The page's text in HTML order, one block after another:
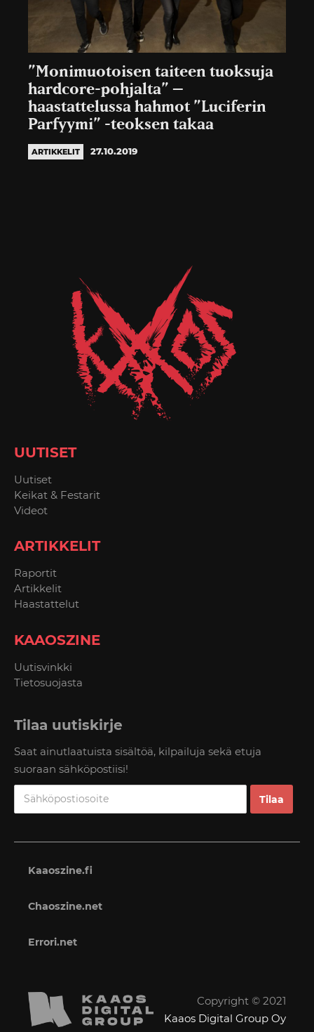
”Monimuotoisen taiteen tuoksuja
hardcore-pohjalta” –
haastattelussa hahmot ”Luciferin
Parfyymi” -teoksen takaa
ARTIKKELIT 27.10.2019
UUTISET
Uutiset
Keikat & Festarit
Videot
ARTIKKELIT
Raportit
Artikkelit
Haastattelut
KAAOSZINE
Uutisvinkki
Tietosuojasta
Tilaa uutiskirje
Saat ainutlaatuista sisältöä, kilpailuja sekä etuja
suoraan sähköpostiisi!
Kaaoszine.fi
Chaoszine.net
Errori.net
Copyright © 2021
Kaaos Digital Group Oy